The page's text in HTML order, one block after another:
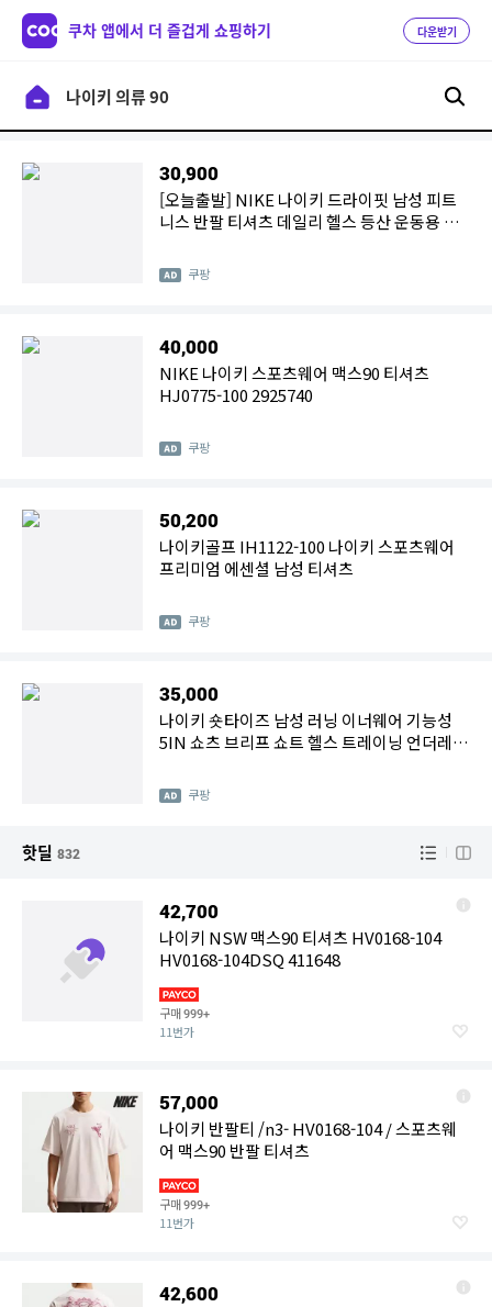
쿠차 앱에서 더 즐겁게 쇼핑하기 다운받기
30,900
[오늘출발] NIKE 나이키 드라이핏 남성 피트
니스 반팔 티셔츠 데일리 헬스 등산 운동용 반
쿠팡
40,000
NIKE 나이키 스포츠웨어 맥스90 티셔츠
HJ0775-100 2925740
쿠팡
50,200
나이키골프 IH1122-100 나이키 스포츠웨어
프리미엄 에센셜 남성 티셔츠
쿠팡
35,000
나이키 숏타이즈 남성 러닝 이너웨어 기능성
5IN 쇼츠 브리프 쇼트 헬스 트레이닝 언더레이
쿠팡
핫딜 832
42,700
나이키 NSW 맥스90 티셔츠 HV0168-104
HV0168-104DSQ 411648
구매999+
11번가
57,000
나이키 반팔티 /n3- HV0168-104 / 스포츠웨
어 맥스90 반팔 티셔츠
구매999+
11번가
42,600